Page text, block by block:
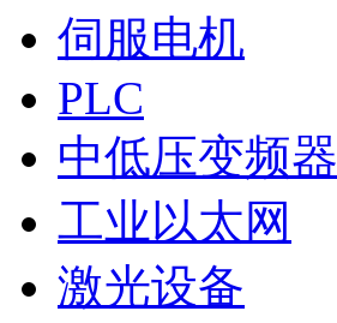
伺服电机
PLC
中低压变频器
工业以太网
激光设备